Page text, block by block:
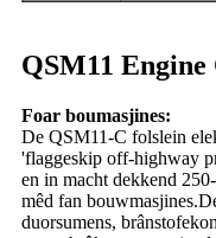
QSM11
Foar boumasjines:
De QSM11-C folslein
'flaggeskip off-highway
en in macht dekkend
mêd fan
duorsumens,